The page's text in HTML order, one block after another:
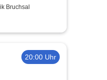
Bruchsal
20:00 Uhr